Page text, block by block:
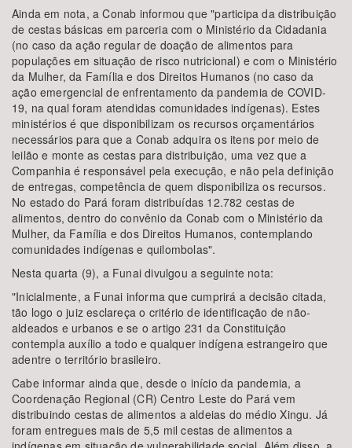
Ainda em nota, a Conab informou que "participa da distribuição
de cestas básicas em parceria com o Ministério da Cidadania
(no caso da ação regular de doação de alimentos para
populações em situação de risco nutricional) e com o Ministério
da Mulher, da Família e dos Direitos Humanos (no caso da
ação emergencial de enfrentamento da pandemia de COVID-
19, na qual foram atendidas comunidades indígenas). Estes
ministérios é que disponibilizam os recursos orçamentários
necessários para que a Conab adquira os itens por meio de
leilão e monte as cestas para distribuição, uma vez que a
Companhia é responsável pela execução, e não pela definição
de entregas, competência de quem disponibiliza os recursos.
No estado do Pará foram distribuídas 12.782 cestas de
alimentos, dentro do convênio da Conab com o Ministério da
Mulher, da Família e dos Direitos Humanos, contemplando
comunidades indígenas e quilombolas".
Nesta quarta (9), a Funai divulgou a seguinte nota:
"Inicialmente, a Funai informa que cumprirá a decisão citada,
tão logo o juiz esclareça o critério de identificação de não-
aldeados e urbanos e se o artigo 231 da Constituição
contempla auxílio a todo e qualquer indígena estrangeiro que
adentre o território brasileiro.
Cabe informar ainda que, desde o início da pandemia, a
Coordenação Regional (CR) Centro Leste do Pará vem
distribuindo cestas de alimentos a aldeias do médio Xingu. Já
foram entregues mais de 5,5 mil cestas de alimentos a